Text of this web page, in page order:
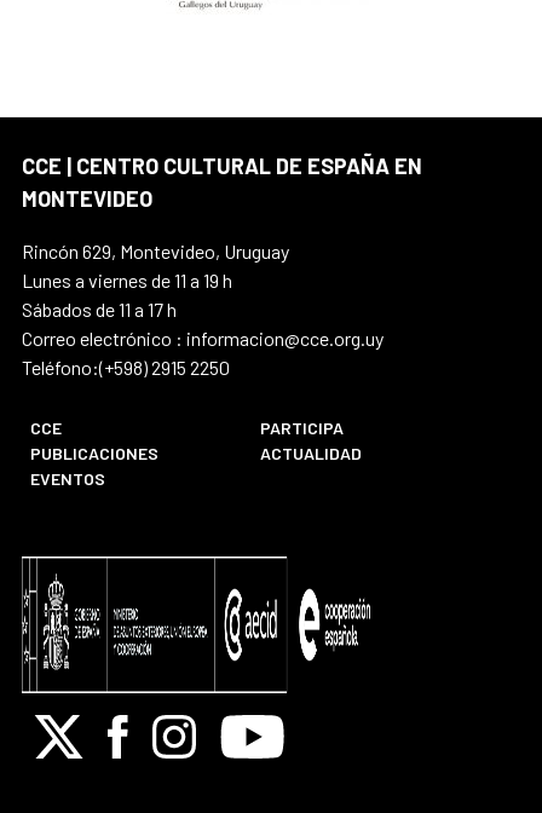
CCE | CENTRO CULTURAL DE ESPAÑA EN
MONTEVIDEO
Rincón 629, Montevideo, Uruguay
Lunes a viernes de 11 a 19 h
Sábados de 11 a 17 h
Correo electrónico : informacion@cce.org.uy
Teléfono:(+598) 2915 2250
CCE
PARTICIPA
PUBLICACIONES
ACTUALIDAD
EVENTOS
X FacebookInstagramYoutube